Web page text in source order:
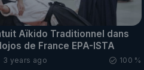
Aïkido Traditionnel dans
de France EPA-ISTA
3 years ago 100 %